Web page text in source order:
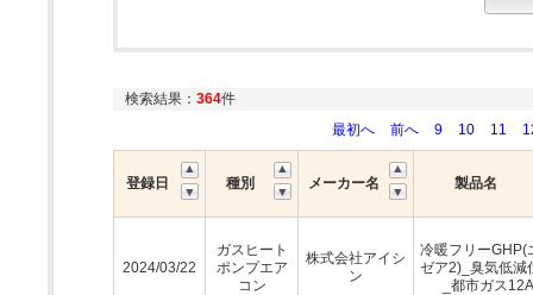
検索結果： 364件
最初へ
前へ 9 10 11
登録日 種別 メーカー名 製品名
2024/03/22
ガスヒート
ポンプエア
コン
株式会社アイシ
ン
冷暖フリーGHP(
ゼア2)_臭気低減
_都市ガス12A